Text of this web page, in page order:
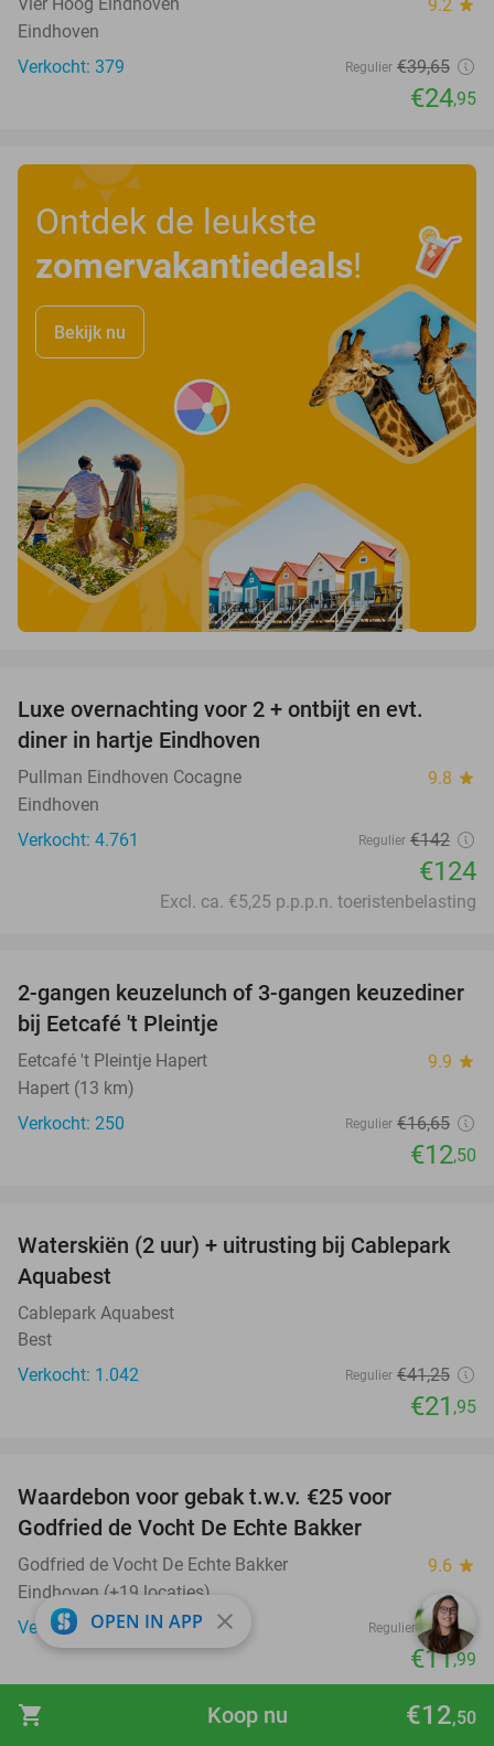
shopping_cart €12,50
Koop nu
9.2 star
Eindhoven
Verkocht: 379
Regulier €39,65
€24,95
Ontdek de leukste
zomervakantiedeals!
Bekijk nu
Luxe overnachting voor 2 + ontbijt en evt.
diner in hartje Eindhoven
Pullman Eindhoven Cocagne 9.8 star
Eindhoven
Verkocht: 4.761
Regulier €142
€124
Excl. ca. €5,25 p.p.p.n. toeristenbelasting
25%
2-gangen keuzelunch of 3-gangen keuzediner
bij Eetcafé 't Pleintje
Eetcafé 't Pleintje Hapert 9.9 star
Hapert (13 km)
Verkocht: 250
Regulier €16,65
€12,50
47%
Waterskiën (2 uur) + uitrusting bij Cablepark
Aquabest
Cablepark Aquabest
Best
Verkocht: 1.042
Regulier €41,25
€21 ,95
Waardebon voor gebak t.w.v. €25 voor
Godfried de Vocht De Echte Bakker
Godfried de Vocht De Echte Bakker 9.6 star
Eindhoven (+19 locaties)
Verkocht: 929
Regulier €25
€11,99
OPEN IN APP close